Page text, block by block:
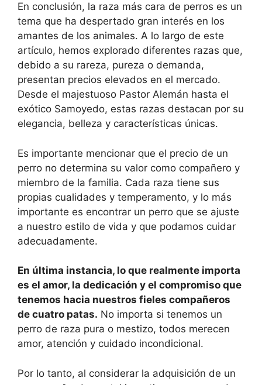
En conclusión, la raza más cara de perros es un
tema que ha despertado gran interés en los
amantes de los animales. A lo largo de este
artículo, hemos explorado diferentes razas que,
debido a su rareza, pureza o demanda,
presentan precios elevados en el mercado.
Desde el majestuoso Pastor Alemán hasta el
exótico Samoyedo, estas razas destacan por su
elegancia, belleza y características únicas.
Es importante mencionar que el precio de un
perro no determina su valor como compañero y
miembro de la familia. Cada raza tiene sus
propias cualidades y temperamento, y lo más
importante es encontrar un perro que se ajuste
a nuestro estilo de vida y que podamos cuidar
adecuadamente.
En última instancia, lo que realmente importa
es el amor, la dedicación y el compromiso que
tenemos hacia nuestros fieles compañeros
de cuatro patas. No importa si tenemos un
perro de raza pura o mestizo, todos merecen
amor, atención y cuidado incondicional.
Por lo tanto, al considerar la adquisición de un